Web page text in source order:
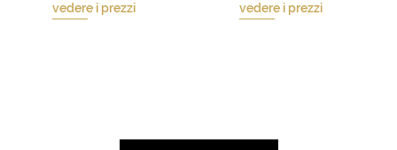
vedere i prezzi vedere i prezzi